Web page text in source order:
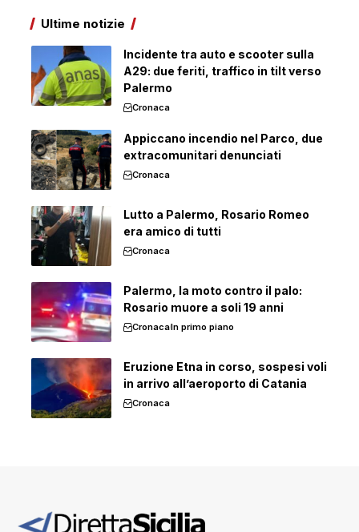
Ultime notizie
Incidente tra auto e scooter sulla
A29: due feriti, traffico in tilt verso
Palermo
Cronaca
Appiccano incendio nel Parco, due
extracomunitari denunciati
Cronaca
Lutto a Palermo, Rosario Romeo
era amico di tutti
Cronaca
Palermo, la moto contro il palo:
Rosario muore a soli 19 anni
CronacaIn primo piano
Eruzione Etna in corso, sospesi voli
in arrivo all’aeroporto di Catania
Cronaca